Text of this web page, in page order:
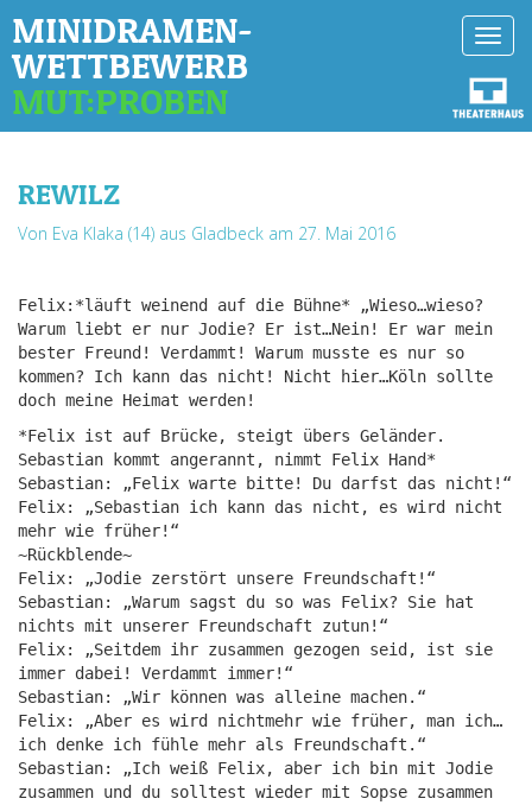
MINIDRAMEN-
WETTBEWERB
MUT:PROBEN
REWILZ
Von Eva Klaka (14) aus Gladbeck am 27. Mai 2016
Felix:*läuft weinend auf die Bühne* „Wieso…wieso?
Warum liebt er nur Jodie? Er ist…Nein! Er war mein
bester Freund! Verdammt! Warum musste es nur so
kommen? Ich kann das nicht! Nicht hier…Köln sollte
doch meine Heimat werden!
*Felix ist auf Brücke, steigt übers Geländer.
Sebastian kommt angerannt, nimmt Felix Hand*
Sebastian: „Felix warte bitte! Du darfst das nicht!“
Felix: „Sebastian ich kann das nicht, es wird nicht
mehr wie früher!“
~Rückblende~
Felix: „Jodie zerstört unsere Freundschaft!“
Sebastian: „Warum sagst du so was Felix? Sie hat
nichts mit unserer Freundschaft zutun!“
Felix: „Seitdem ihr zusammen gezogen seid, ist sie
immer dabei! Verdammt immer!“
Sebastian: „Wir können was alleine machen.“
Felix: „Aber es wird nichtmehr wie früher, man ich…
ich denke ich fühle mehr als Freundschaft.“
Sebastian: „Ich weiß Felix, aber ich bin mit Jodie
zusammen und du solltest wieder mit Sopse zusammen